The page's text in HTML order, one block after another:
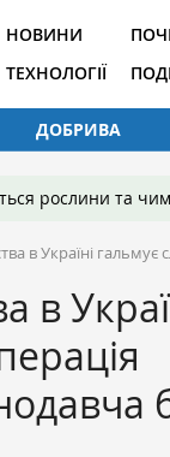
НОВИНИ
ТЕХНОЛОГІЇ
ДОБРИВА
рослини та
в Україні
в